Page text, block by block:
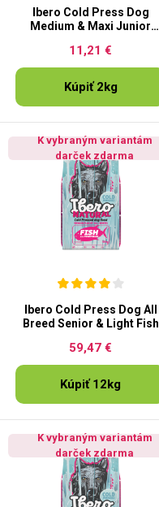
Ibero Cold Press Dog
Medium & Maxi Junior
11,21 €
Kúpiť 2kg
K vybraným variantám
darček zdarma
Ibero Cold Press Dog All
Breed Senior & Light Fish
59,47 €
Kúpiť 12kg
K vybraným variantám
darček zdarma